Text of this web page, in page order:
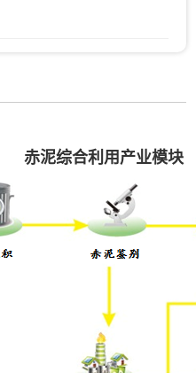
赤泥综合利用产业模块